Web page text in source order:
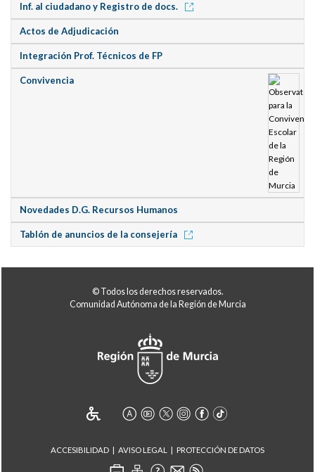
Inf. al ciudadano y Registro de docs.
Actos de Adjudicación
Integración Prof. Técnicos de FP
Convivencia
Novedades D.G. Recursos Humanos
Tablón de anuncios de la consejería
© Todos los derechos reservados.
Comunidad Autónoma de la Región de Murcia
ACCESIBILIDAD AVISO LEGAL PROTECCIÓN DE DATOS